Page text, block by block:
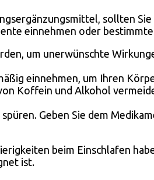
sollten
einnehmen oder
um unerwünschte
einnehmen, um Ihren
Koffein und Alkohol
Geben Sie dem
beim Einschlafen
ist.